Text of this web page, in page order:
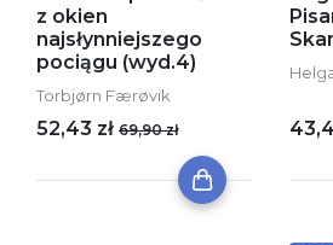
z okien
najsłynniejszego
pociągu (wyd.4)
Torbjørn Færøvik
52,43 zł 69,90 zł